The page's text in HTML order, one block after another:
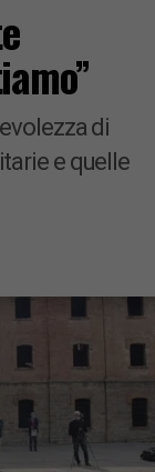
di
e quelle